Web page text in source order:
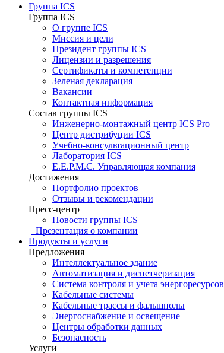
Группа ICS
Группа ICS
О группе ICS
Миссия и цели
Президент группы ICS
Лицензии и разрешения
Сертификаты и компетенции
Зеленая декларация
Вакансии
Контактная информация
Состав группы ICS
Инженерно-монтажный центр ICS Pro
Центр дистрибуции ICS
Учебно-консультационный центр
Лаборатория ICS
E.E.P.M.C. Управляющая компания
Достижения
Портфолио проектов
Отзывы и рекомендации
Пресс-центр
Новости группы ICS
Презентация о компании
Продукты и услуги
Предложения
Интеллектуальное здание
Автоматизация и диспетчеризация
Система контроля и учета энергоресурсов
Кабельные системы
Кабельные трассы и фальшполы
Энергоснабжение и освещение
Центры обработки данных
Безопасность
Услуги